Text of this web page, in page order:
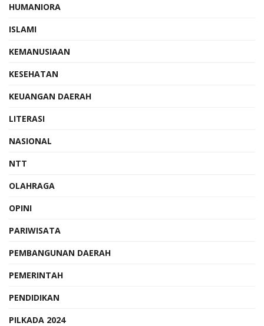
HUMANIORA
ISLAMI
KEMANUSIAAN
KESEHATAN
KEUANGAN DAERAH
LITERASI
NASIONAL
NTT
OLAHRAGA
OPINI
PARIWISATA
PEMBANGUNAN DAERAH
PEMERINTAH
PENDIDIKAN
PILKADA 2024